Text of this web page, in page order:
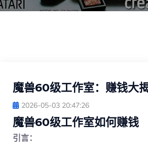
魔兽60级工作室：赚钱大
2026-05-03 20:47:26
魔兽60级工作室如何赚钱
引言：